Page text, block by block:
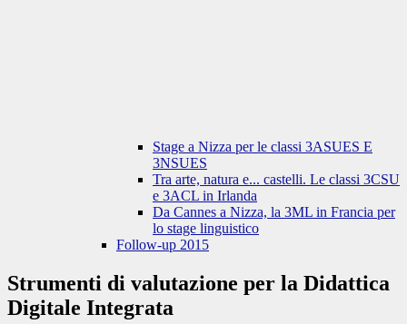
Stage a Nizza per le classi 3ASUES E
3NSUES
Tra arte, natura e... castelli. Le classi 3CSU
e 3ACL in Irlanda
Da Cannes a Nizza, la 3ML in Francia per
lo stage linguistico
Follow-up 2015
Strumenti di valutazione per la Didattica
Digitale Integrata